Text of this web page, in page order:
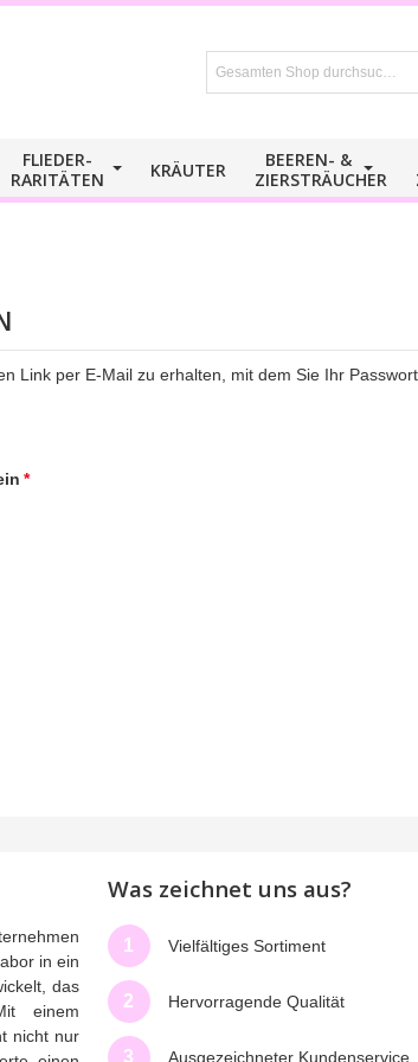
FLIEDER-
RARITÄTEN
KRÄUTER
BEEREN- &
ZIERSTRÄUCHER
Link per E-Mail zu erhalten, mit dem Sie Ihr
*
in ein
das
einem
nicht nur
Was zeichnet uns aus?
1 Vielfältiges Sortiment
2 Hervorragende Qualität
3 Ausgezeichneter Kundenservice